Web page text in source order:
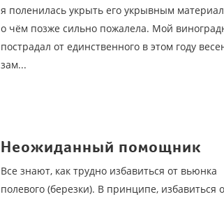
я поленилась укрыть его укрывным
о чём позже сильно пожалела. Мой
пострадал от единственного в этом году
зам...
Неожиданный помощник
Все знают, как трудно избавиться от вьюнка
полевого (березки). В принципе, избавиться